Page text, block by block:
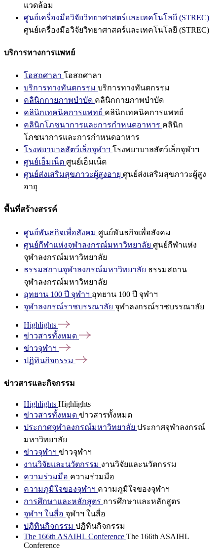
แวดล้อม
ศูนย์เครื่องมือวิจัยวิทยาศาสตร์และเทคโนโลยี (STREC)
ศูนย์เครื่องมือวิจัยวิทยาศาสตร์และเทคโนโลยี (STREC)
บริการทางการแพทย์
โอสถศาลา โอสถศาลา
บริการทางทันตกรรม บริการทางทันตกรรม
คลินิกกายภาพบำบัด คลินิกกายภาพบำบัด
คลินิกเทคนิคการแพทย์ คลินิกเทคนิคการแพทย์
คลินิกโภชนาการและการกำหนดอาหาร คลินิก
โภชนาการและการกำหนดอาหาร
โรงพยาบาลสัตว์เล็กจุฬาฯ โรงพยาบาลสัตว์เล็กจุฬาฯ
ศูนย์เอ็มเน็ต ศูนย์เอ็มเน็ต
ศูนย์ส่งเสริมสุขภาวะผู้สูงอายุ ศูนย์ส่งเสริมสุขภาวะผู้สูง
อายุ
พื้นที่สร้างสรรค์
ศูนย์พันธกิจเพื่อสังคม ศูนย์พันธกิจเพื่อสังคม
ศูนย์กีฬาแห่งจุฬาลงกรณ์มหาวิทยาลัย ศูนย์กีฬาแห่ง
จุฬาลงกรณ์มหาวิทยาลัย
ธรรมสถานจุฬาลงกรณ์มหาวิทยาลัย ธรรมสถาน
จุฬาลงกรณ์มหาวิทยาลัย
อุทยาน 100 ปี จุฬาฯ อุทยาน 100 ปี จุฬาฯ
จุฬาลงกรณ์ราชบรรณาลัย จุฬาลงกรณ์ราชบรรณาลัย
Highlights
ข่าวสารทั้งหมด
ข่าวจุฬาฯ
ปฏิทินกิจกรรม
ข่าวสารและกิจกรรม
Highlights Highlights
ข่าวสารทั้งหมด ข่าวสารทั้งหมด
ประกาศจุฬาลงกรณ์มหาวิทยาลัย ประกาศจุฬาลงกรณ์
มหาวิทยาลัย
ข่าวจุฬาฯ ข่าวจุฬาฯ
งานวิจัยและนวัตกรรม งานวิจัยและนวัตกรรม
ความร่วมมือ ความร่วมมือ
ความภูมิใจของจุฬาฯ ความภูมิใจของจุฬาฯ
การศึกษาและหลักสูตร การศึกษาและหลักสูตร
จุฬาฯ ในสื่อ จุฬาฯ ในสื่อ
ปฏิทินกิจกรรม ปฏิทินกิจกรรม
The 166th ASAIHL Conference The 166th ASAIHL
Conference